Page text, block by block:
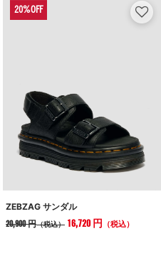
ZEBZAG サンダル
20,900 円（税込） 16,720 円 （税込）